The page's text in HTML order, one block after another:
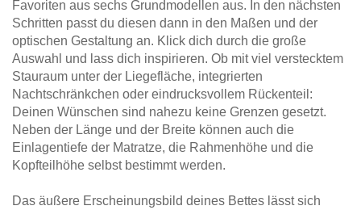
Favoriten aus sechs Grundmodellen aus. In den nächsten
Schritten passt du diesen dann in den Maßen und der
optischen Gestaltung an. Klick dich durch die große
Auswahl und lass dich inspirieren. Ob mit viel verstecktem
Stauraum unter der Liegefläche, integrierten
Nachtschränkchen oder eindrucksvollem Rückenteil:
Deinen Wünschen sind nahezu keine Grenzen gesetzt.
Neben der Länge und der Breite können auch die
Einlagentiefe der Matratze, die Rahmenhöhe und die
Kopfteilhöhe selbst bestimmt werden.
Das äußere Erscheinungsbild deines Bettes lässt sich